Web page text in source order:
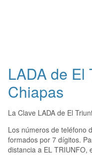
LADA de El
Chiapas
La Clave LADA de El
Los números de teléfono
formados por 7 dígitos.
distancia a EL TRIUNFO,